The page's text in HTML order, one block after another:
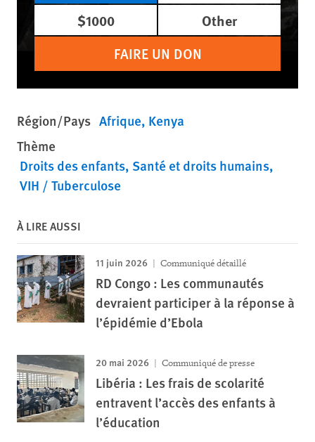
$1000
Other
FAIRE UN DON
Région/Pays Afrique Kenya
Thème
Droits des enfants Santé et droits humains
VIH / Tuberculose
À LIRE AUSSI
11 juin 2026 Communiqué détaillé
RD Congo : Les communautés
devraient participer à la réponse à
l’épidémie d’Ebola
20 mai 2026 Communiqué de presse
Libéria : Les frais de scolarité
entravent l’accès des enfants à
l’éducation